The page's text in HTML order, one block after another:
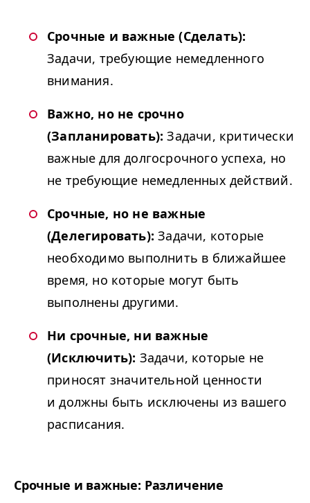
Срочные и важные (Сделать):
Задачи, требующие немедленного
внимания.
Важно, но не срочно
(Запланировать): Задачи, критически
важные для долгосрочного успеха, но
не требующие немедленных действий.
Срочные, но не важные
(Делегировать): Задачи, которые
необходимо выполнить в ближайшее
время, но которые могут быть
выполнены другими.
Ни срочные, ни важные
(Исключить): Задачи, которые не
приносят значительной ценности
и должны быть исключены из вашего
расписания.
Срочные и важные: Различение